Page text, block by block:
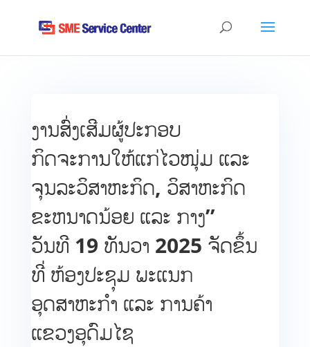
ງານສົ່ງເສີມຜູ້ປະກອບ
ກິດຈະການໃຫ້ແກ່ໄວໜຸ່ມ ແລະ
ຈຸນລະວິສາຫະກິດ, ວິສາຫະກິດ
ຂະຫນາດນ້ອຍ ແລະ ກາງ’’
ວັນທີ 19 ທັນວາ 2025 ຈັດຂຶ້ນ
ທີ່ ຫ້ອງປະຊຸມ ພະແນກ
ອຸດສາຫະກຳ ແລະ ການຄ້າ
ແຂວງອຸດົມໄຊ